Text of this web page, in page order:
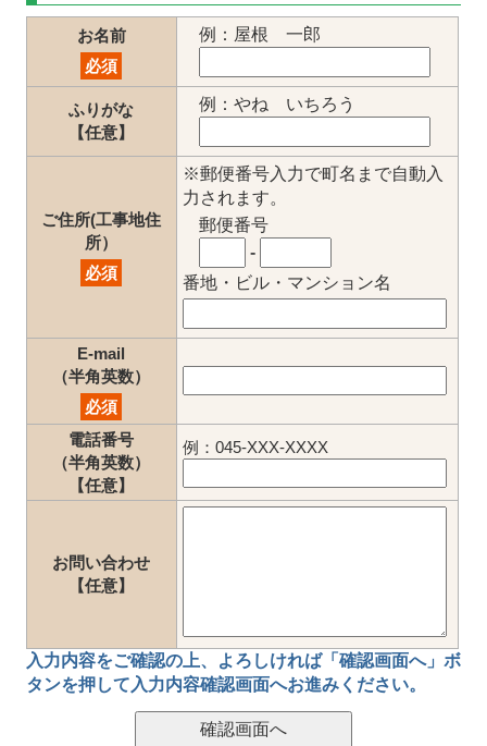
お名前
必須
例：屋根 一郎
ふりがな
【任意】
例：やね いちろう
ご住所(工事地住
所）
必須
※郵便番号入力で町名まで自動入
力されます。
郵便番号
-
番地・ビル・マンション名
E-mail
（半角英数）
必須
電話番号
（半角英数）
【任意】
例：045-XXX-XXXX
お問い合わせ
【任意】
入力内容をご確認の上、
よろしければ「確認画面へ」ボ
タンを押して 入力内容確認画面へお進みください。